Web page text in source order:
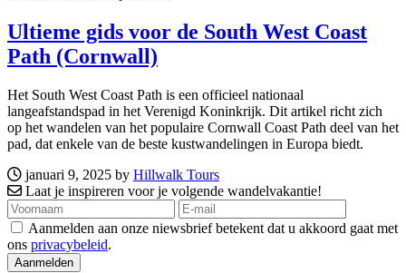
Ultieme gids voor de South West Coast
Path (Cornwall)
Het South West Coast Path is een officieel nationaal
langeafstandspad in het Verenigd Koninkrijk. Dit artikel richt zich
op het wandelen van het populaire Cornwall Coast Path deel van het
pad, dat enkele van de beste kustwandelingen in Europa biedt.
januari 9, 2025 by Hillwalk Tours
Laat je inspireren voor je volgende wandelvakantie!
Aanmelden aan onze niewsbrief betekent dat u akkoord gaat met
ons privacybeleid.